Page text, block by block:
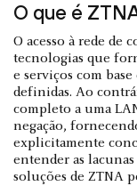
O que é
O acesso à rede de
tecnologias que
e serviços com
definidas. Ao
completo a uma
negação,
explicitamente
entender as
soluções de ZTNA